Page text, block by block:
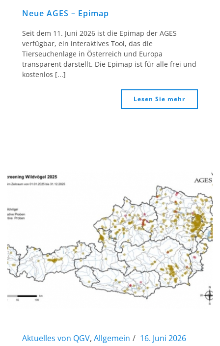
Neue AGES – Epimap
Seit dem 11. Juni 2026 ist die Epimap der AGES
verfügbar, ein interaktives Tool, das die
Tierseuchenlage in Österreich und Europa
transparent darstellt. Die Epimap ist für alle frei und
kostenlos [...]
Lesen Sie mehr
Aktuelles von QGV, Allgemein
16. Juni 2026